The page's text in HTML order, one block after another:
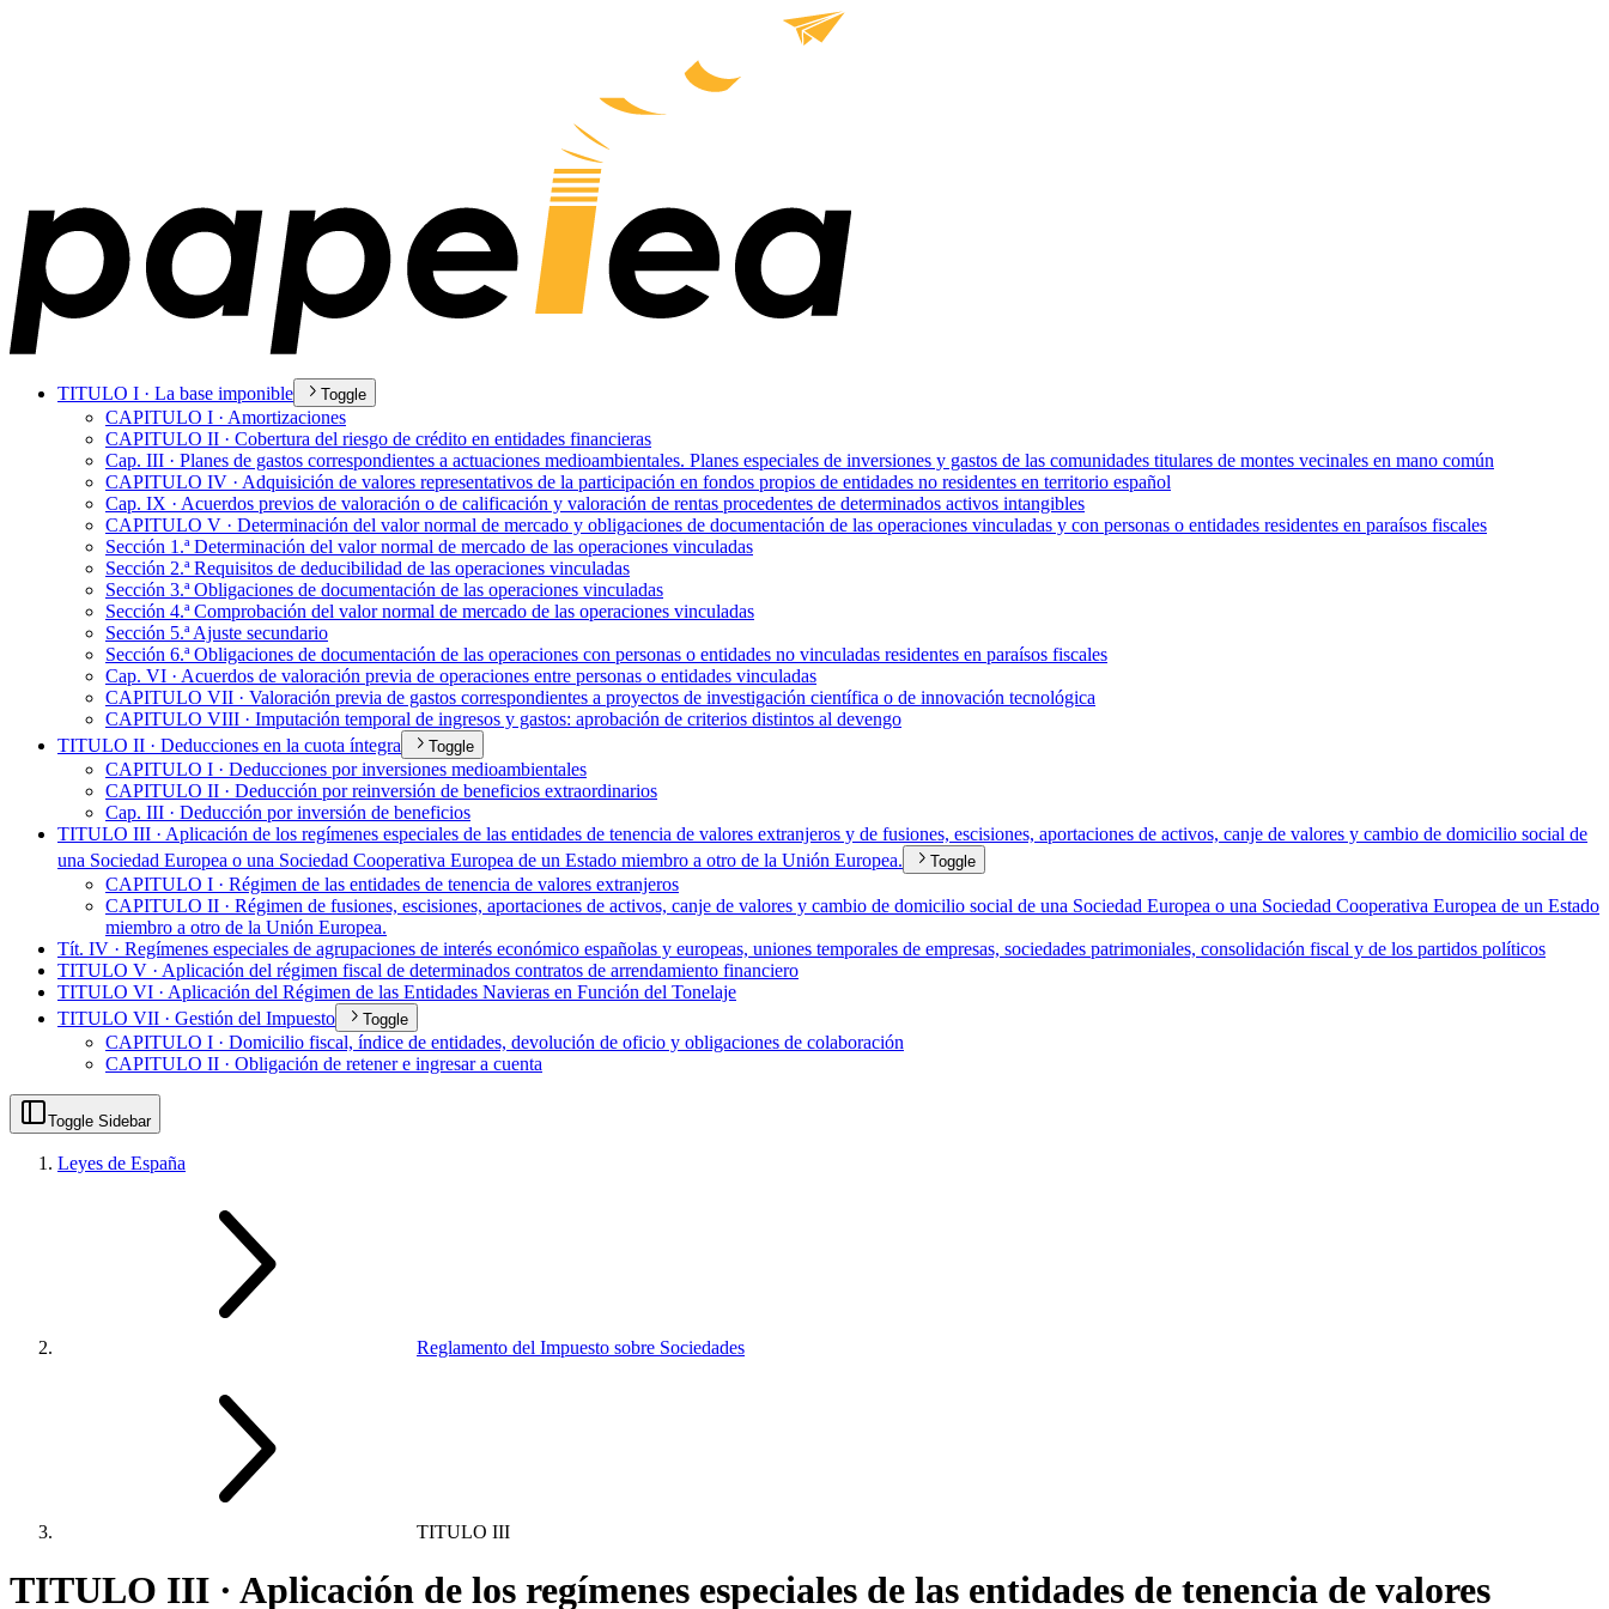
TITULO I · La base imponible Toggle
CAPITULO I · Amortizaciones
CAPITULO II · Cobertura del riesgo de crédito en entidades financieras
Cap. III · Planes de gastos correspondientes a actuaciones medioambientales. Planes especiales de inversiones y gastos de las comunidades titulares de montes vecinales en mano común
CAPITULO IV · Adquisición de valores representativos de la participación en fondos propios de entidades no residentes en territorio español
Cap. IX · Acuerdos previos de valoración o de calificación y valoración de rentas procedentes de determinados activos intangibles
CAPITULO V · Determinación del valor normal de mercado y obligaciones de documentación de las operaciones vinculadas y con personas o entidades residentes en paraísos fiscales
Sección 1.ª Determinación del valor normal de mercado de las operaciones vinculadas
Sección 2.ª Requisitos de deducibilidad de las operaciones vinculadas
Sección 3.ª Obligaciones de documentación de las operaciones vinculadas
Sección 4.ª Comprobación del valor normal de mercado de las operaciones vinculadas
Sección 5.ª Ajuste secundario
Sección 6.ª Obligaciones de documentación de las operaciones con personas o entidades no vinculadas residentes en paraísos fiscales
Cap. VI · Acuerdos de valoración previa de operaciones entre personas o entidades vinculadas
CAPITULO VII · Valoración previa de gastos correspondientes a proyectos de investigación científica o de innovación tecnológica
CAPITULO VIII · Imputación temporal de ingresos y gastos: aprobación de criterios distintos al devengo
TITULO II · Deducciones en la cuota íntegra
Toggle
CAPITULO I · Deducciones por inversiones medioambientales
CAPITULO II · Deducción por reinversión de beneficios extraordinarios
Cap. III · Deducción por inversión de beneficios
TITULO III · Aplicación de los regímenes especiales de las entidades de tenencia de valores extranjeros y de fusiones, escisiones, aportaciones de activos, canje de valores y cambio de domicilio social de
una Sociedad Europea o una Sociedad Cooperativa Europea de un Estado miembro a otro de la Unión Europea.
Toggle
CAPITULO I · Régimen de las entidades de tenencia de valores extranjeros
CAPITULO II · Régimen de fusiones, escisiones, aportaciones de activos, canje de valores y cambio de domicilio social de una Sociedad Europea o una Sociedad Cooperativa Europea de un Estado
miembro a otro de la Unión Europea.
Tít. IV · Regímenes especiales de agrupaciones de interés económico españolas y europeas, uniones temporales de empresas, sociedades patrimoniales, consolidación fiscal y de los partidos políticos
TITULO V · Aplicación del régimen fiscal de determinados contratos de arrendamiento financiero
TITULO VI · Aplicación del Régimen de las Entidades Navieras en Función del Tonelaje
TITULO VII · Gestión del Impuesto
Toggle
CAPITULO I · Domicilio fiscal, índice de entidades, devolución de oficio y obligaciones de colaboración
CAPITULO II · Obligación de retener e ingresar a cuenta
Toggle Sidebar
Leyes de España
Reglamento del Impuesto sobre Sociedades
TITULO III
TITULO III · Aplicación de los regímenes especiales de las entidades de tenencia de valores